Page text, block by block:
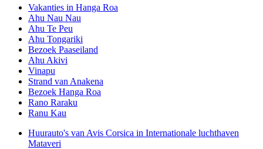
Vakanties in Hanga Roa
Ahu Nau Nau
Ahu Te Peu
Ahu Tongariki
Bezoek Paaseiland
Ahu Akivi
Vinapu
Strand van Anakena
Bezoek Hanga Roa
Rano Raraku
Ranu Kau
Huurauto's van Avis Corsica in Internationale luchthaven
Mataveri